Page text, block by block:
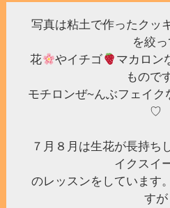
写真は粘土で作ったクッ
を絞っ
花
やイチゴ
マカロン
もので
モチロンぜ~んぶフェイク
♡
７月８月は生花が長持ち
イクスイ
のレッスンをしています
すが